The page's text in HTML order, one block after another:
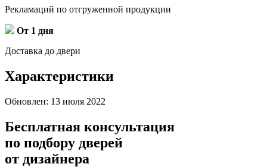
Рекламаций по отгруженной продукции
От 1 дня
Доставка до двери
Характеристики
Обновлен: 13 июля 2022
Бесплатная консультация
по подбору дверей
от дизайнера